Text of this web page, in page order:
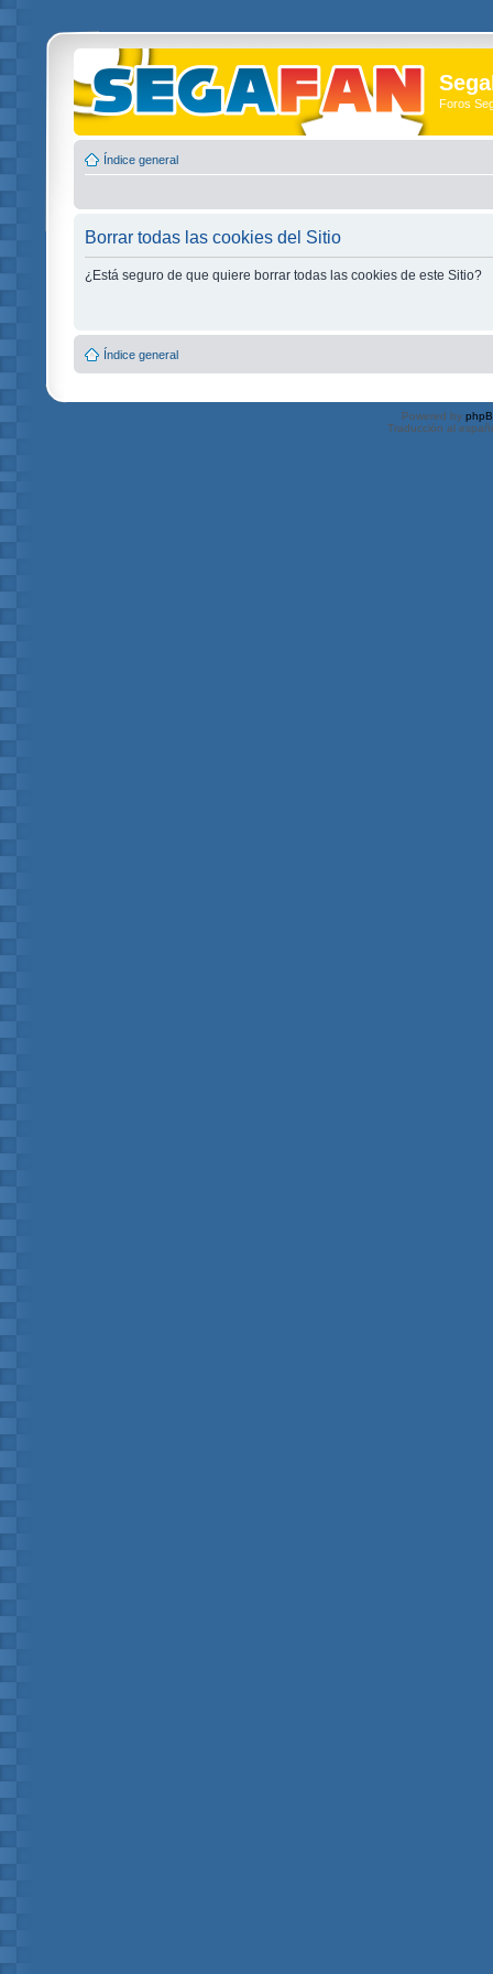
Foros
Índice general
Borrar todas las cookies del Sitio
¿Está seguro de que quiere borrar todas las cookies de este Sitio?
Índice general
Powered by
Traducción al